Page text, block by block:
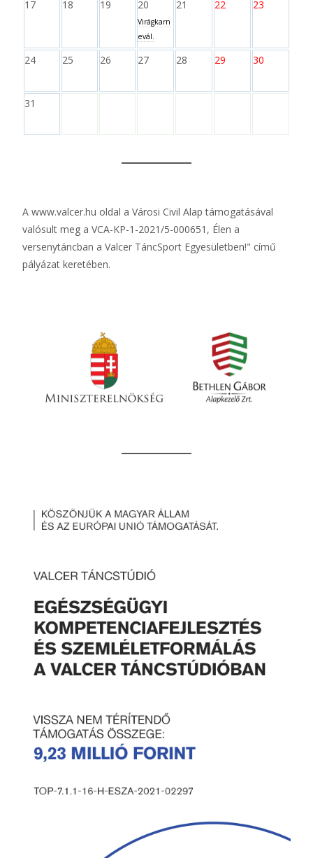
17 18 19 20
Virágkarn
evál.
21 22 23
24 25 26 27 28 29 30
31
A www.valcer.hu oldal a Városi Civil Alap támogatásával
valósult meg a VCA-KP-1-2021/5-000651, Élen a
versenytáncban a Valcer TáncSport Egyesületben!" című
pályázat keretében.